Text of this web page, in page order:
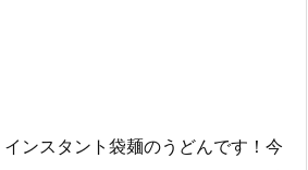
ンスタント袋麺のうどんです！今